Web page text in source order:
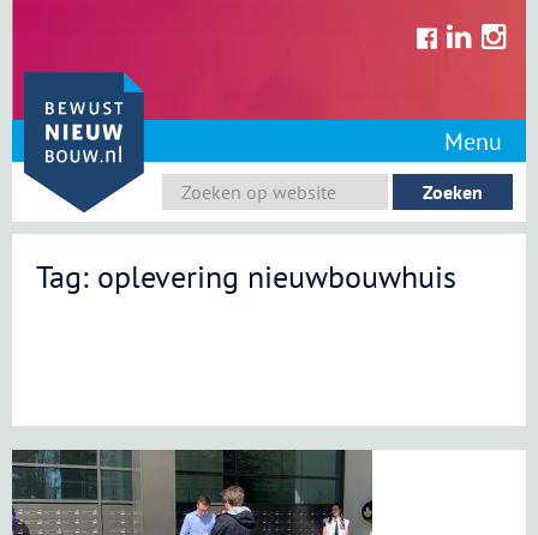
content
Menu
Tag: oplevering nieuwbouwhuis